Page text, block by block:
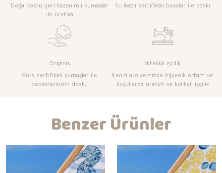
Doğa dostu geri kazanımlı kumaşlar
ile üretim
Su bazlı sertifikalı boyalar ile baskı
Organik
Gots sertifikalı kumaşlar ile
bebeklerinizin dostu
Nitelikli İşçilik
Kendi atölyemizde hijyenik ortam ve
koşullarda üretim ve kaliteli işçilik
Benzer Ürünler